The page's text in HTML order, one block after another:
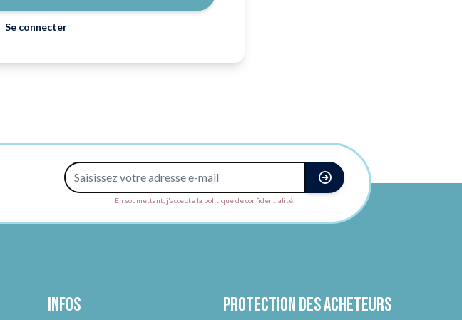
Se connecter
Adresse e-mail
En soumettant, j'accepte la politique de confidentialité.
Infos Protection des acheteurs